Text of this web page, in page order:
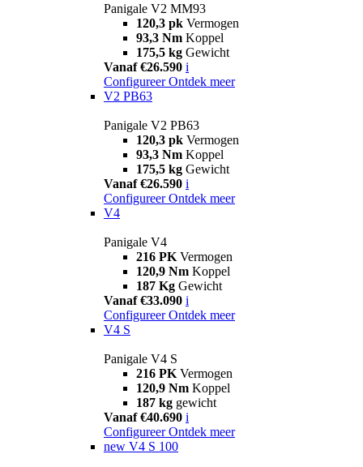
Panigale V2 MM93
120,3 pk Vermogen
93,3 Nm Koppel
175,5 kg Gewicht
Vanaf €26.590 i
Configureer Ontdek meer
V2 PB63
Panigale V2 PB63
120,3 pk Vermogen
93,3 Nm Koppel
175,5 kg Gewicht
Vanaf €26.590 i
Configureer Ontdek meer
V4
Panigale V4
216 PK Vermogen
120,9 Nm Koppel
187 Kg Gewicht
Vanaf €33.090 i
Configureer Ontdek meer
V4 S
Panigale V4 S
216 PK Vermogen
120,9 Nm Koppel
187 kg gewicht
Vanaf €40.690 i
Configureer Ontdek meer
new V4 S 100